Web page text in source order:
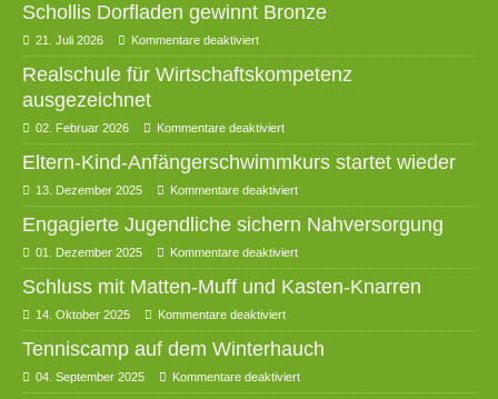
Schollis Dorfladen gewinnt Bronze
21. Juli 2026 Kommentare deaktiviert
Realschule für Wirtschaftskompetenz
ausgezeichnet
02. Februar 2026 Kommentare deaktiviert
Eltern-Kind-Anfängerschwimmkurs startet wieder
13. Dezember 2025 Kommentare deaktiviert
Engagierte Jugendliche sichern Nahversorgung
01. Dezember 2025 Kommentare deaktiviert
Schluss mit Matten-Muff und Kasten-Knarren
14. Oktober 2025 Kommentare deaktiviert
Tenniscamp auf dem Winterhauch
04. September 2025 Kommentare deaktiviert